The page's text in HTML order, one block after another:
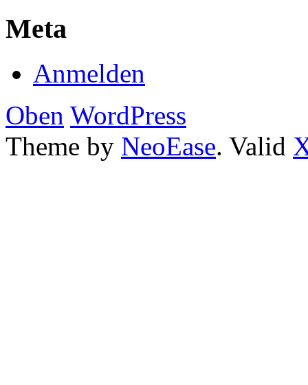
Meta
Anmelden
Oben WordPress
Theme by NeoEase. Valid